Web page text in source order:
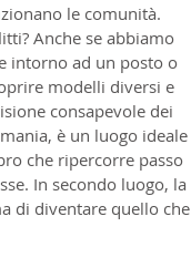
le comunità.
Anche se abbiamo
intorno ad un posto o
modelli diversi e
consapevole dei
è un luogo ideale
che ripercorre passo
In secondo luogo, la
di diventare quello che